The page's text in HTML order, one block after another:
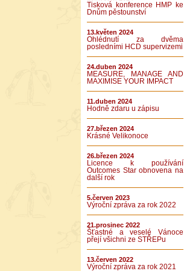
Tisková konference HMP ke
Dnům pěstounství
13.květen 2024
Ohlédnutí za dvěma
posledními HCD supervizemi
24.duben 2024
MEASURE, MANAGE AND
MAXIMISE YOUR IMPACT
11.duben 2024
Hodně zdaru u zápisu
27.březen 2024
Krásné Velikonoce
26.březen 2024
Licence k používání
Outcomes Star obnovena na
další rok
5.červen 2023
Výroční zpráva za rok 2022
21.prosinec 2022
Šťastné a veselé Vánoce
přejí všichni ze STŘEPu
13.červen 2022
Výroční zpráva za rok 2021